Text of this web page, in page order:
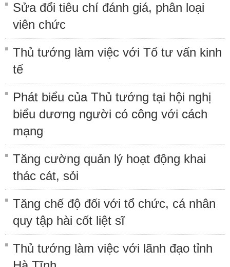
Sửa đổi tiêu chí đánh giá, phân loại
viên chức
Thủ tướng làm việc với Tổ tư vấn kinh
tế
Phát biểu của Thủ tướng tại hội nghị
biểu dương người có công với cách
mạng
Tăng cường quản lý hoạt động khai
thác cát, sỏi
Tăng chế độ đối với tổ chức, cá nhân
quy tập hài cốt liệt sĩ
Thủ tướng làm việc với lãnh đạo tỉnh